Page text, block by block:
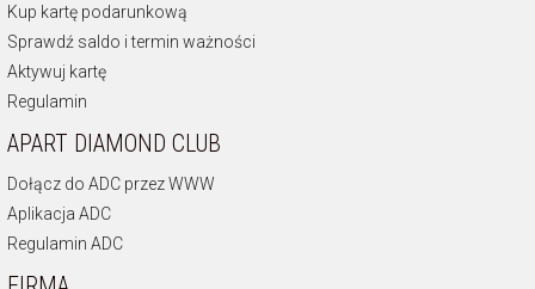
Kup kartę podarunkową
Sprawdź saldo i termin ważności
Aktywuj kartę
Regulamin
APART DIAMOND CLUB
Dołącz do ADC przez WWW
Aplikacja ADC
Regulamin ADC